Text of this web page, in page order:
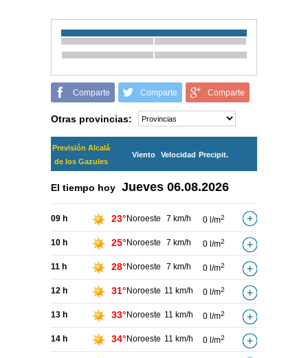
Comparte Comparte Comparte
Otras provincias:
Previsión Alcalá
de los Gazules
Viento Velocidad Precipit.
El tiempo hoy Jueves 06.08.2026
09 h 23° Noroeste 7 km/h 0 l/m2
10 h 25° Noroeste 7 km/h 0 l/m2
11 h 28° Noroeste 7 km/h 0 l/m2
12 h 31° Noroeste 11 km/h 0 l/m2
13 h 33° Noroeste 11 km/h 0 l/m2
14 h 34° Noroeste 11 km/h 0 l/m2